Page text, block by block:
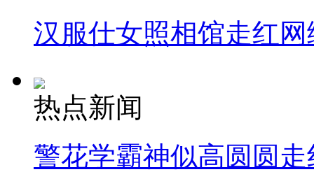
汉服仕女照相馆走红网
热点新闻
警花学霸神似高圆圆走